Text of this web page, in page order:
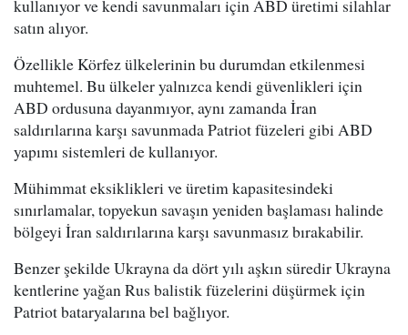
kullanıyor ve kendi savunmaları için ABD üretimi silahlar
satın alıyor.
Özellikle Körfez ülkelerinin bu durumdan etkilenmesi
muhtemel. Bu ülkeler yalnızca kendi güvenlikleri için
ABD ordusuna dayanmıyor, aynı zamanda İran
saldırılarına karşı savunmada Patriot füzeleri gibi ABD
yapımı sistemleri de kullanıyor.
Mühimmat eksiklikleri ve üretim kapasitesindeki
sınırlamalar, topyekun savaşın yeniden başlaması halinde
bölgeyi İran saldırılarına karşı savunmasız bırakabilir.
Benzer şekilde Ukrayna da dört yılı aşkın süredir Ukrayna
kentlerine yağan Rus balistik füzelerini düşürmek için
Patriot bataryalarına bel bağlıyor.